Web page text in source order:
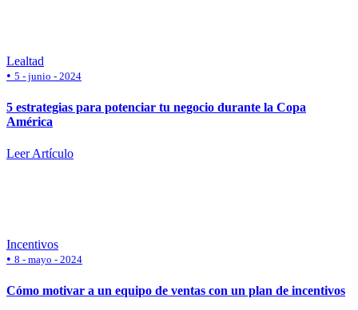
Lealtad
• 5 - junio - 2024
5 estrategias para potenciar tu negocio durante la Copa
América
Leer Artículo
Incentivos
• 8 - mayo - 2024
Cómo motivar a un equipo de ventas con un plan de incentivos